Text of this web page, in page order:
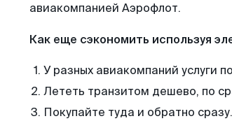
авиакомпанией Аэрофлот.
Как еще сэкономить используя
У разных авиакомпаний услуги
Лететь транзитом дешево, по
Покупайте туда и обратно